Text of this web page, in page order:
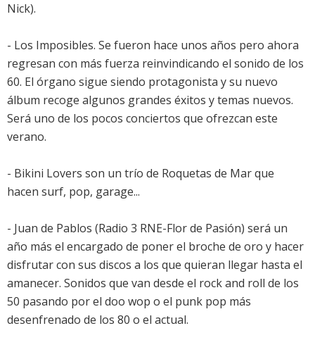
Nick).
- Los Imposibles. Se fueron hace unos años pero ahora
regresan con más fuerza reinvindicando el sonido de los
60. El órgano sigue siendo protagonista y su nuevo
álbum recoge algunos grandes éxitos y temas nuevos.
Será uno de los pocos conciertos que ofrezcan este
verano.
- Bikini Lovers son un trío de Roquetas de Mar que
hacen surf, pop, garage...
- Juan de Pablos (Radio 3 RNE-Flor de Pasión) será un
año más el encargado de poner el broche de oro y hacer
disfrutar con sus discos a los que quieran llegar hasta el
amanecer. Sonidos que van desde el rock and roll de los
50 pasando por el doo wop o el punk pop más
desenfrenado de los 80 o el actual.